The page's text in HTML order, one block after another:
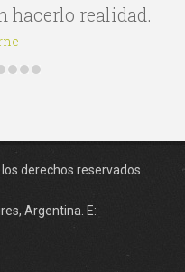
hacerlo realidad.
derechos reservados.
Argentina. E: